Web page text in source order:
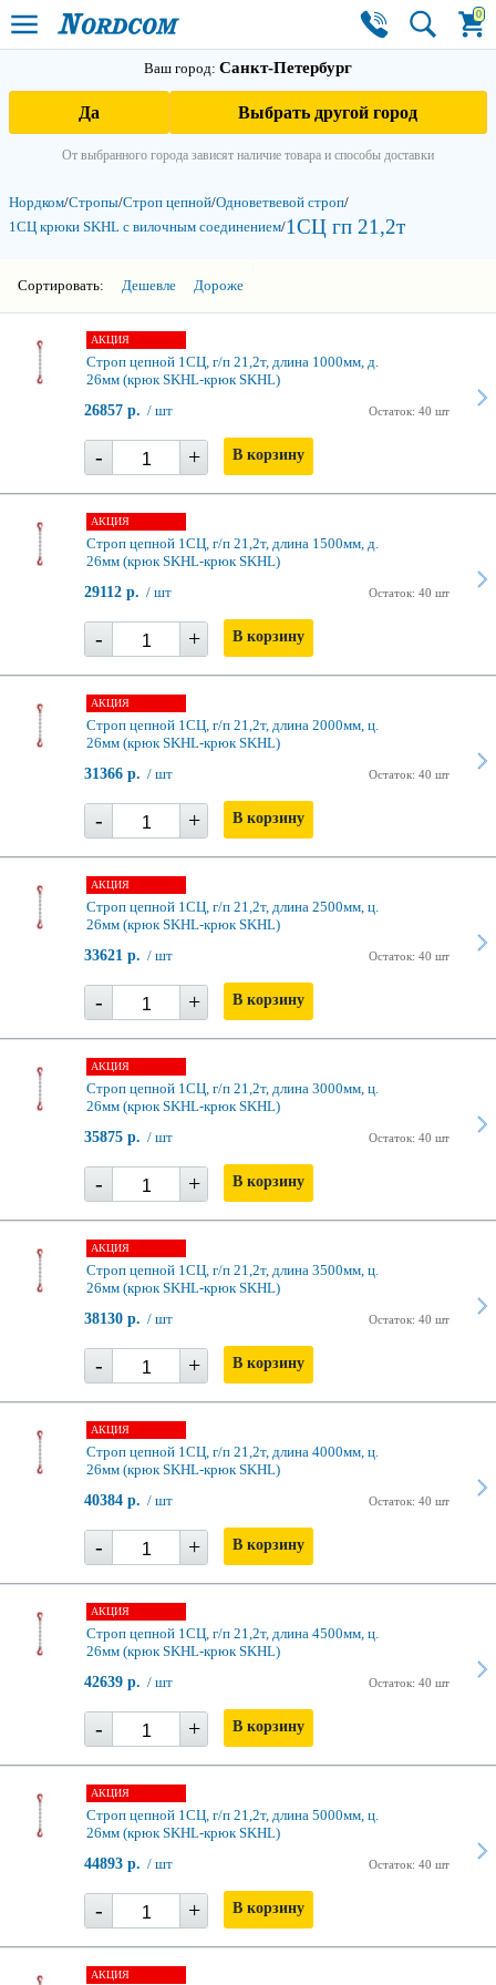
0
Ваш город: Санкт-Петербург
Да Выбрать другой город
От выбранного города зависят наличие товара и способы доставки
Нордком/Стропы/Строп цепной/Одноветвевой строп/
1СЦ крюки SKHL с вилочным соединением/1СЦ гп 21,2т
Сортировать: Дешевле Дороже
АКЦИЯ
Строп цепной 1СЦ, г/п 21,2т, длина 1000мм, д.
26мм (крюк SKHL-крюк SKHL)
Остаток: 40 шт
26857 р. / шт
- + В корзину
АКЦИЯ
Строп цепной 1СЦ, г/п 21,2т, длина 1500мм, д.
26мм (крюк SKHL-крюк SKHL)
Остаток: 40 шт
29112 р. / шт
- + В корзину
АКЦИЯ
Строп цепной 1СЦ, г/п 21,2т, длина 2000мм, ц.
26мм (крюк SKHL-крюк SKHL)
Остаток: 40 шт
31366 р. / шт
- + В корзину
АКЦИЯ
Строп цепной 1СЦ, г/п 21,2т, длина 2500мм, ц.
26мм (крюк SKHL-крюк SKHL)
Остаток: 40 шт
33621 р. / шт
- + В корзину
АКЦИЯ
Строп цепной 1СЦ, г/п 21,2т, длина 3000мм, ц.
26мм (крюк SKHL-крюк SKHL)
Остаток: 40 шт
35875 р. / шт
- + В корзину
АКЦИЯ
Строп цепной 1СЦ, г/п 21,2т, длина 3500мм, ц.
26мм (крюк SKHL-крюк SKHL)
Остаток: 40 шт
38130 р. / шт
- + В корзину
АКЦИЯ
Строп цепной 1СЦ, г/п 21,2т, длина 4000мм, ц.
26мм (крюк SKHL-крюк SKHL)
Остаток: 40 шт
40384 р. / шт
- + В корзину
АКЦИЯ
Строп цепной 1СЦ, г/п 21,2т, длина 4500мм, ц.
26мм (крюк SKHL-крюк SKHL)
Остаток: 40 шт
42639 р. / шт
- + В корзину
АКЦИЯ
Строп цепной 1СЦ, г/п 21,2т, длина 5000мм, ц.
26мм (крюк SKHL-крюк SKHL)
Остаток: 40 шт
44893 р. / шт
- + В корзину
АКЦИЯ